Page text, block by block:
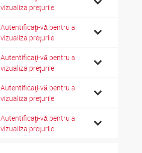
vizualiza preţurile
Autentificaţi-vă pentru a
vizualiza preţurile
Autentificaţi-vă pentru a
vizualiza preţurile
Autentificaţi-vă pentru a
vizualiza preţurile
Autentificaţi-vă pentru a
vizualiza preţurile